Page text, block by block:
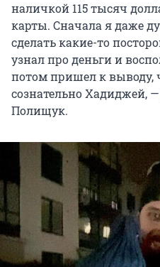
наличкой 115 тысяч
карты. Сначала я даже
сделать какие-то
узнал про деньги и
потом пришел к выводу,
сознательно Хадиджей,
Полищук.